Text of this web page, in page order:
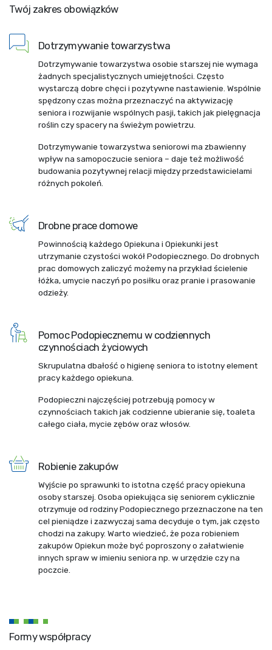
Twój zakres obowiązków
Dotrzymywanie towarzystwa
Dotrzymywanie towarzystwa osobie starszej nie wymaga
żadnych specjalistycznych umiejętności. Często
wystarczą dobre chęci i pozytywne nastawienie. Wspólnie
spędzony czas można przeznaczyć na aktywizację
seniora i rozwijanie wspólnych pasji, takich jak pielęgnacja
roślin czy spacery na świeżym powietrzu.
Dotrzymywanie towarzystwa seniorowi ma zbawienny
wpływ na samopoczucie seniora – daje też możliwość
budowania pozytywnej relacji między przedstawicielami
różnych pokoleń.
Drobne prace domowe
Powinnością każdego Opiekuna i Opiekunki jest
utrzymanie czystości wokół Podopiecznego. Do drobnych
prac domowych zaliczyć możemy na przykład ścielenie
łóżka, umycie naczyń po posiłku oraz pranie i prasowanie
odzieży.
Pomoc Podopiecznemu w codziennych
czynnościach życiowych
Skrupulatna dbałość o higienę seniora to istotny element
pracy każdego opiekuna.
Podopieczni najczęściej potrzebują pomocy w
czynnościach takich jak codzienne ubieranie się, toaleta
całego ciała, mycie zębów oraz włosów.
Robienie zakupów
Wyjście po sprawunki to istotna część pracy opiekuna
osoby starszej. Osoba opiekująca się seniorem cyklicznie
otrzymuje od rodziny Podopiecznego przeznaczone na ten
cel pieniądze i zazwyczaj sama decyduje o tym, jak często
chodzi na zakupy. Warto wiedzieć, że poza robieniem
zakupów Opiekun może być poproszony o załatwienie
innych spraw w imieniu seniora np. w urzędzie czy na
poczcie.
Formy współpracy